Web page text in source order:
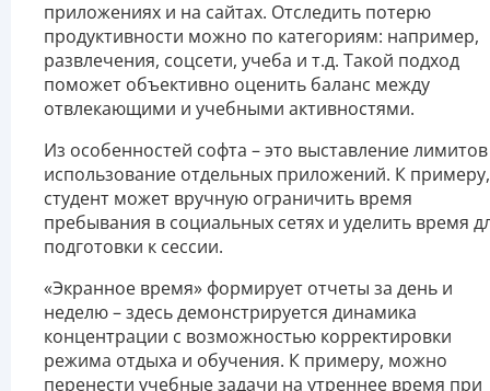
приложениях и на сайтах. Отследить потерю
продуктивности можно по категориям: например,
развлечения, соцсети, учеба и т.д. Такой подход
поможет объективно оценить баланс между
отвлекающими и учебными активностями.
Из особенностей софта – это выставление
использование отдельных приложений. К примеру,
студент может вручную ограничить время
пребывания в социальных сетях и уделить время
подготовки к сессии.
«Экранное время» формирует отчеты за день и
неделю – здесь демонстрируется динамика
концентрации с возможностью корректировки
режима отдыха и обучения. К примеру, можно
перенести учебные задачи на утреннее время при